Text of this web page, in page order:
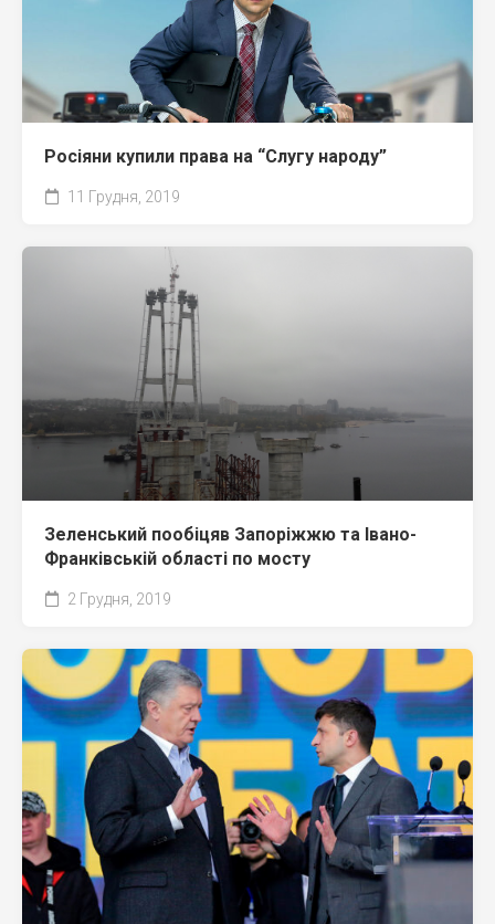
Росіяни купили права на “Слугу народу”
11 Грудня, 2019
Зеленський пообіцяв Запоріжжю та Івано-
Франківській області по мосту
2 Грудня, 2019